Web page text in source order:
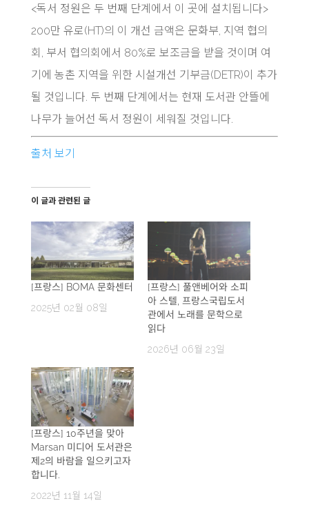
<독서 정원은 두 번째 단계에서 이 곳에 설치됩니다>
200만 유로(HT)의 이 개선 금액은 문화부, 지역 협의
회, 부서 협의회에서 80%로 보조금을 받을 것이며 여
기에 농촌 지역을 위한 시설개선 기부금(DETR)이 추가
될 것입니다. 두 번째 단계에서는 현재 도서관 안뜰에
나무가 늘어선 독서 정원이 세워질 것입니다.
출처 보기
이 글과 관련된 글
[프랑스] BOMA 문화센터
2025년 02월 08일
[프랑스] 풀앤베어와 소피
아 스텔, 프랑스국립도서
관에서 노래를 문학으로
읽다
2026년 06월 23일
[프랑스] 10주년을 맞아
Marsan 미디어 도서관은
제2의 바람을 일으키고자
합니다.
2022년 11월 14일